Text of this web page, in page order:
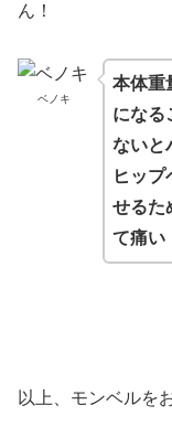
ん！
ベノキ
本体重
になる
ないと
ヒップ
せるた
て痛い
以上、モンベルを